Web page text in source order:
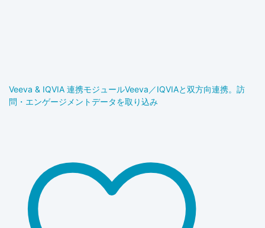
Veeva & IQVIA 連携モジュールVeeva／IQVIAと双方向連携。訪
問・エンゲージメントデータを取り込み